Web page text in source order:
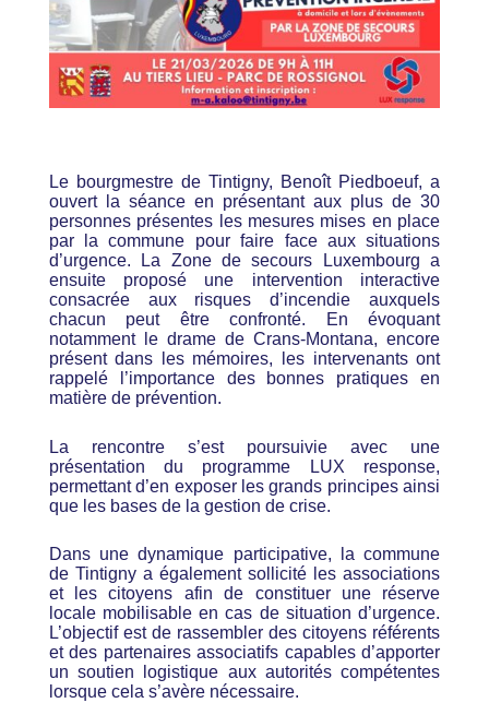
Le bourgmestre de Tintigny, Benoît Piedboeuf, a
ouvert la séance en présentant aux plus de 30
personnes présentes les mesures mises en place
par la commune pour faire face aux situations
d’urgence. La Zone de secours Luxembourg a
ensuite proposé une intervention interactive
consacrée aux risques d’incendie auxquels
chacun peut être confronté. En évoquant
notamment le drame de Crans-Montana, encore
présent dans les mémoires, les intervenants ont
rappelé l’importance des bonnes pratiques en
matière de prévention.
La rencontre s’est poursuivie avec une
présentation du programme LUX response,
permettant d’en exposer les grands principes ainsi
que les bases de la gestion de crise.
Dans une dynamique participative, la commune
de Tintigny a également sollicité les associations
et les citoyens afin de constituer une réserve
locale mobilisable en cas de situation d’urgence.
L’objectif est de rassembler des citoyens référents
et des partenaires associatifs capables d’apporter
un soutien logistique aux autorités compétentes
lorsque cela s’avère nécessaire.